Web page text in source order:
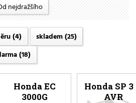
nejdražšího
(4) skladem(25)
(18)
Honda EC
3000G
Honda SP 3
AVR